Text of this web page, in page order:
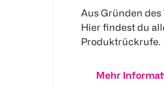
Aus Gründen
Hier findest du
Produktrückrufe.
Mehr